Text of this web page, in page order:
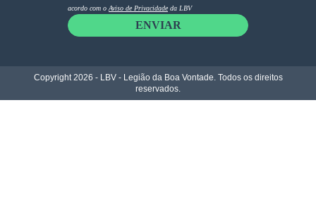
acordo com oAviso de Privacidade da LBV
ENVIAR
Copyright 2026 - LBV - Legião da Boa Vontade. Todos os direitos
reservados.